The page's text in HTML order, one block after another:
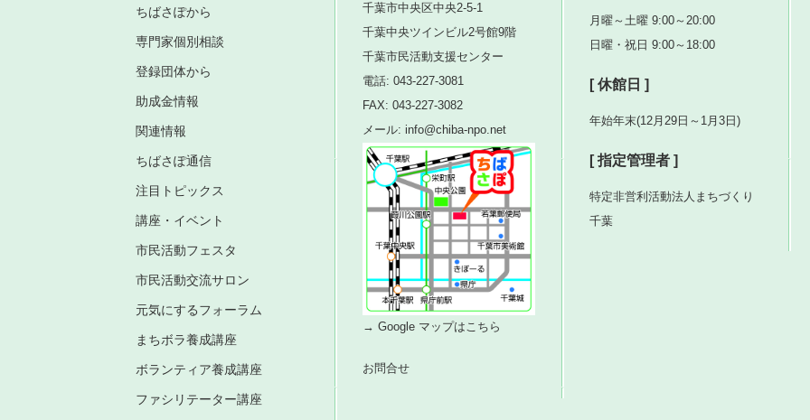
ちばさぽから
専門家個別相談
登録団体から
助成金情報
関連情報
ちばさぽ通信
注目トピックス
講座・イベント
市民活動フェスタ
市民活動交流サロン
元気にするフォーラム
まちボラ養成講座
ボランティア養成講座
ファシリテーター講座
千葉市中央区中央2-5-1
千葉中央ツインビル2号館9階
千葉市民活動支援センター
電話: 043-227-3081
FAX: 043-227-3082
メール: info@chiba-npo.net
→ Google マップはこちら
お問合せ
月曜～土曜 9:00～20:00
日曜・祝日 9:00～18:00
[ 休館日 ]
年始年末(12月29日～1月3日)
[ 指定管理者 ]
特定非営利活動法人まちづくり
千葉